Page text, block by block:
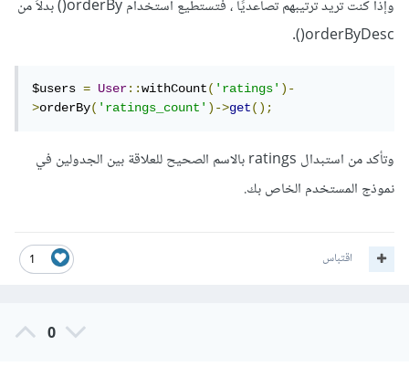
وإذا كنت تريد ترتيبهم تصاعديًا ، فتستطيع استخدام orderBy() بدلاً من
orderByDesc().
$users = User::withCount('ratings')-
>orderBy('ratings_count')->get();
وتأكد من استبدال ratings بالاسم الصحيح للعلاقة بين الجدولين في
نموذج المستخدم الخاص بك.
1 اقتباس
0